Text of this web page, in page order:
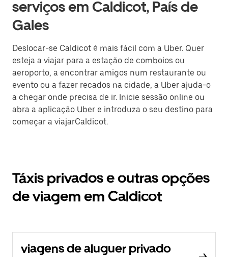
serviços em Caldicot, País de
Gales
Deslocar-se Caldicot é mais fácil com a Uber. Quer
esteja a viajar para a estação de comboios ou
aeroporto, a encontrar amigos num restaurante ou
evento ou a fazer recados na cidade, a Uber ajuda-o
a chegar onde precisa de ir. Inicie sessão online ou
abra a aplicação Uber e introduza o seu destino para
começar a viajarCaldicot.
Táxis privados e outras opções
de viagem em Caldicot
viagens de aluguer privado